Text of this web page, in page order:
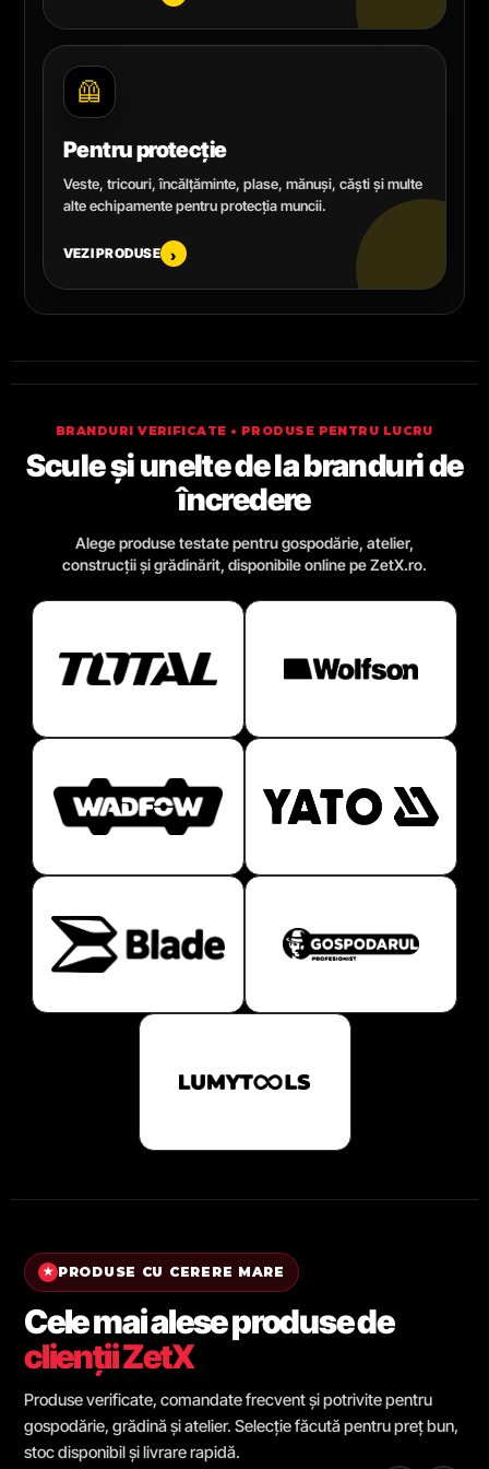
🦺
Pentru protecție
Veste, tricouri, încălțăminte, plase, mănuși, căști și multe
alte echipamente pentru protecția muncii.
VEZI PRODUSE ›
BRANDURI VERIFICATE • PRODUSE PENTRU LUCRU
Scule și unelte de la branduri de
încredere
Alege produse testate pentru gospodărie, atelier,
construcții și grădinărit, disponibile online pe ZetX.ro.
★ PRODUSE CU CERERE MARE
Cele mai alese produse de
clienții ZetX
Produse verificate, comandate frecvent și potrivite pentru
gospodărie, grădină și atelier. Selecție făcută pentru preț bun,
stoc disponibil și livrare rapidă.